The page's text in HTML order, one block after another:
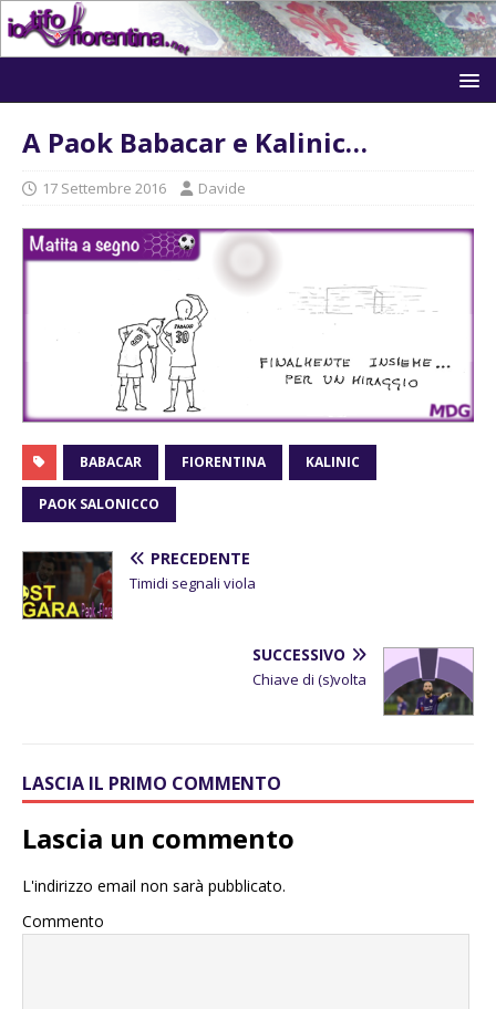
A Paok Babacar e Kalinic…
17 Settembre 2016 Davide
BABACAR FIORENTINA KALINIC
PAOK SALONICCO
PRECEDENTE
Timidi segnali viola
SUCCESSIVO
Chiave di (s)volta
LASCIA IL PRIMO COMMENTO
Lascia un commento
L'indirizzo email non sarà pubblicato.
Commento